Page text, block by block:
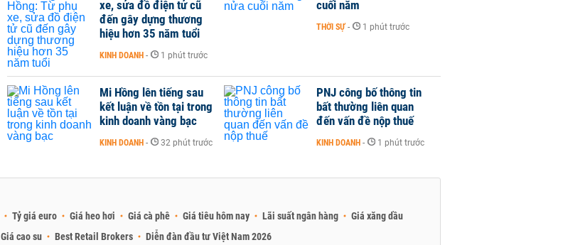
xe, sửa đồ điện tử cũ
đến gây dựng thương
hiệu hơn 35 năm tuổi
KINH DOANH - 1 phút trước
cuối năm
THỜI SỰ - 1 phút trước
Mi Hồng lên tiếng sau
kết luận về tồn tại trong
kinh doanh vàng bạc
KINH DOANH - 32 phút trước
PNJ công bố thông tin
bất thường liên quan
đến vấn đề nộp thuế
KINH DOANH - 1 phút trước
Tỷ giá euro Giá heo hơi Giá cà phê Giá tiêu hôm nay Lãi suất ngân hàng
Giá xăng dầu
Giá cao su Best Retail Brokers Diễn đàn đầu tư Việt Nam 2026